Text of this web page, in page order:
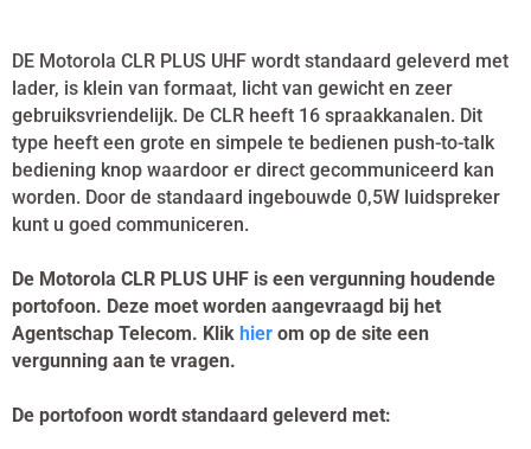
DE Motorola CLR PLUS UHF wordt standaard geleverd met
lader, is klein van formaat, licht van gewicht en zeer
gebruiksvriendelijk. De CLR heeft 16 spraakkanalen. Dit
type heeft een grote en simpele te bedienen push-to-talk
bediening knop waardoor er direct gecommuniceerd kan
worden. Door de standaard ingebouwde 0,5W luidspreker
kunt u goed communiceren.
De Motorola CLR PLUS UHF is een vergunning houdende
portofoon. Deze moet worden aangevraagd bij het
Agentschap Telecom. Klik hier om op de site een
vergunning aan te vragen.
De portofoon wordt standaard geleverd met: